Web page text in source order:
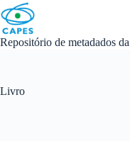
Skip
to
content
Repositório de metadados
Livro